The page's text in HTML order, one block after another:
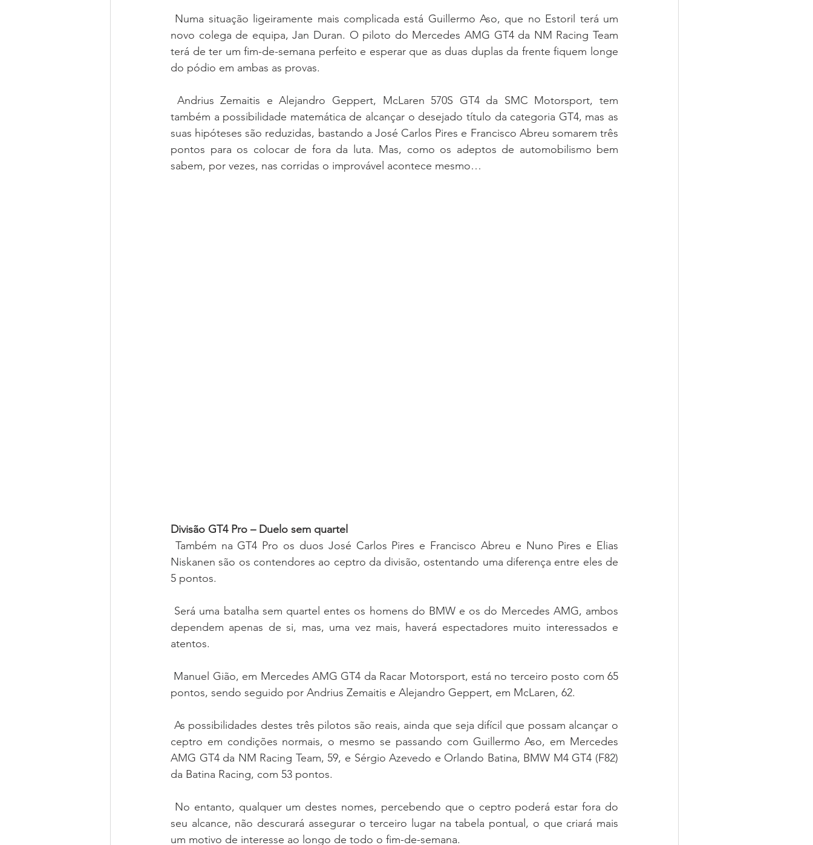
novo colega de equipa, Jan Duran. O piloto do Mercedes AMG GT4 da NM Racing Team
terá de ter um fim-de-semana perfeito e esperar que as duas duplas da frente fiquem longe
do pódio em ambas as provas.
também a possibilidade matemática de alcançar o desejado título da categoria GT4, mas as
suas hipóteses são reduzidas, bastando a José Carlos Pires e Francisco Abreu somarem três
pontos para os colocar de fora da luta. Mas, como os adeptos de automobilismo bem
sabem, por vezes, nas corridas o improvável acontece mesmo…
Divisão GT4 Pro – Duelo sem quartel
Niskanen são os contendores ao ceptro da divisão, ostentando uma diferença entre eles de
5 pontos.
dependem apenas de si, mas, uma vez mais, haverá espectadores muito interessados e
atentos.
pontos, sendo seguido por Andrius Zemaitis e Alejandro Geppert, em McLaren, 62.
ceptro em condições normais, o mesmo se passando com Guillermo Aso, em Mercedes
AMG GT4 da NM Racing Team, 59, e Sérgio Azevedo e Orlando Batina, BMW M4 GT4 (F82)
da Batina Racing, com 53 pontos.
seu alcance, não descurará assegurar o terceiro lugar na tabela pontual, o que criará mais
um motivo de interesse ao longo de todo o fim-de-semana.